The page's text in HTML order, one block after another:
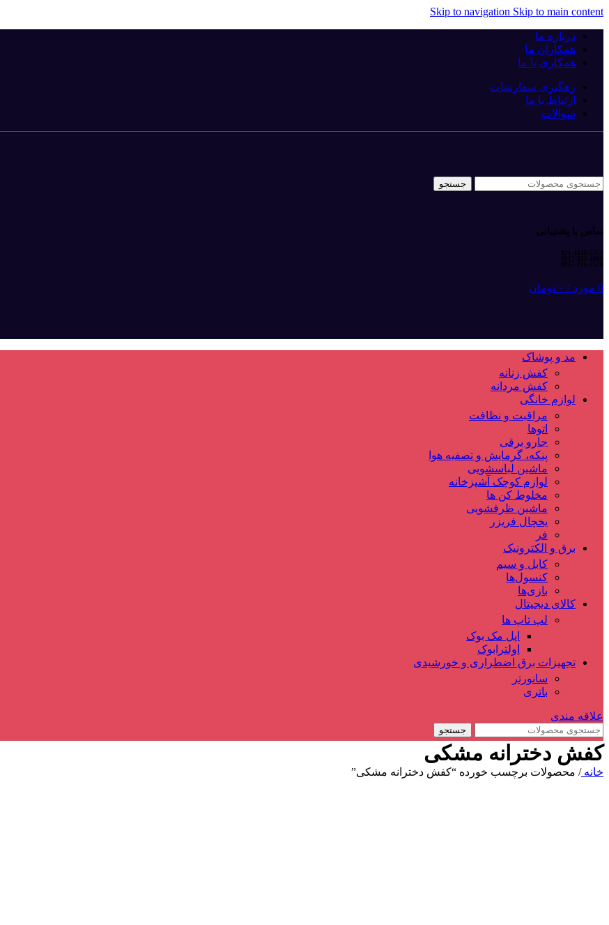
Skip to navigation Skip to main content
درباره ما
همکاران ما
همکاری با ما
رهگیری سفارشات
ارتباط با ما
سوالات
جستجو
تماس با پشتیبانی
021-4448-5753
0917-325-4089
0917-126-5520
0 مورد / ۰ تومان
مد و پوشاک
کفش زنانه
کفش مردانه
لوازم خانگی
مراقبت و نظافت
اتوها
جارو برقی
پنکه، گرمایش و تصفیه هوا
ماشین لباسشویی
لوازم کوچک آشپزخانه
مخلوط کن ها
ماشین ظرفشویی
یخچال فریزر
فر
برق و الکترونیک
کابل و سیم
کنسول‌ها
بازی‌ها
کالای دیجیتال
لپ تاپ ها
اپل مک بوک
اولترابوک
تجهیزات برق اضطراری و خورشیدی
سانورتر
باتری
علاقه مندی
جستجو
کفش دخترانه مشکی
خانه/ محصولات برچسب خورده “کفش دخترانه مشکی”